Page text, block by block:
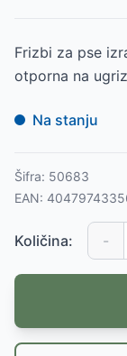
Frizbi za pse
otporna na
Na stanju
Šifra: 50683
EAN:
Količina: -